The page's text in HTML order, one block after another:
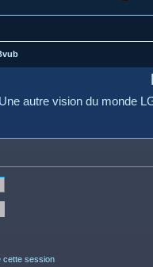
Une autre vision du monde
cette session